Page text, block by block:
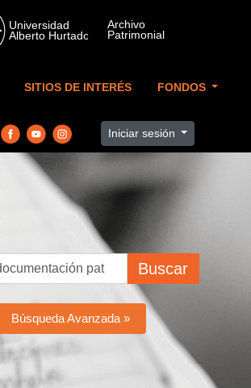
SITIOS DE INTERÉS FONDOS
Iniciar sesión
Buscar
Búsqueda Avanzada »